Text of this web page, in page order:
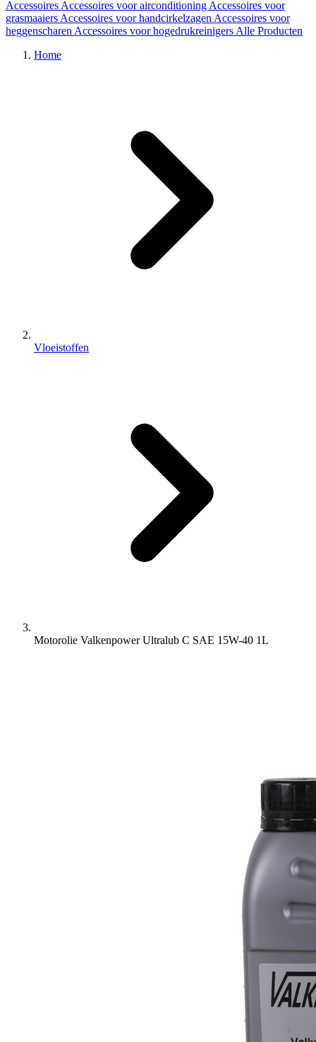
Accessoires Accessoires voor airconditioning Accessoires voor
grasmaaiers Accessoires voor handcirkelzagen Accessoires voor
heggenscharen Accessoires voor hogedrukreinigers Alle Producten
Home
Vloeistoffen
Motorolie Valkenpower Ultralub C SAE 15W-40 1L